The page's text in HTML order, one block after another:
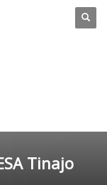
Tinajo